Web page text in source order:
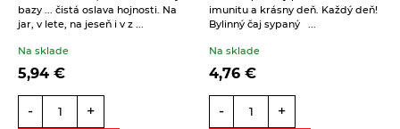
ČÍTAŤ VIAC
bazy ... čistá oslava hojnosti. Na
jar, v lete, na jeseň i v z ...
Na sklade
5,94 €
- +
imunitu a krásny deň. Každý deň!
Bylinný čaj sypaný ...
Na sklade
4,76 €
- +